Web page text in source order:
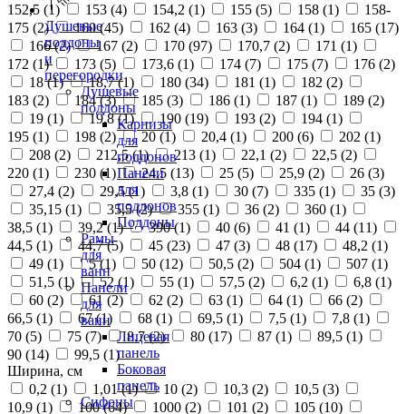
Душевые
поддоны
и
перегородки
Душевые
поддоны
Карнизы
для
поддонов
Панели
для
поддонов
Поддоны
Рамы
для
ванн
Панели
для
ванн
Лицевая
панель
Боковая
панель
Сифоны
152,5 (1) 153 (4) 154,2 (1) 155 (5) 158 (1)
158-
175 (2) 160 (45) 162 (4) 163 (3) 164 (1) 165 (17)
166 (2) 167 (2) 170 (97) 170,7 (2) 171 (1)
172 (1) 173 (5) 173,6 (1) 174 (7) 175 (7) 176 (2)
18 (1) 18,7 (1) 180 (34) 181 (1) 182 (2)
183 (2) 184 (3) 185 (3) 186 (1) 187 (1) 189 (2)
19 (1) 19,8 (1) 190 (19) 193 (2) 194 (1)
195 (1) 198 (2) 20 (1) 20,4 (1) 200 (6) 202 (1)
208 (2) 212,5 (1) 213 (1) 22,1 (2) 22,5 (2)
220 (1) 230 (1) 24,5 (13) 25 (5) 25,9 (2) 26 (3)
27,4 (2) 29,5 (1) 3,8 (1) 30 (7) 335 (1) 35 (3)
35,15 (1) 35,5 (2) 355 (1) 36 (2) 360 (1)
38,5 (1) 39,2 (1) 390 (1) 40 (6) 41 (1) 44 (11)
44,5 (1) 44,7 (5) 45 (23) 47 (3) 48 (17) 48,2 (1)
49 (1) 5 (1) 50 (12) 50,5 (2) 504 (1) 507 (1)
51,5 (1) 52 (1) 55 (1) 57,5 (2) 6,2 (1) 6,8 (1)
60 (2) 61 (2) 62 (2) 63 (1) 64 (1) 66 (2)
66,5 (1) 67 (1) 68 (1) 69,5 (1) 7,5 (1) 7,8 (1)
70 (5) 75 (7) 8,7 (2) 80 (17) 87 (1) 89,5 (1)
90 (14) 99,5 (1)
Ширина, см
0,2 (1) 1,01 (1) 10 (2) 10,3 (2) 10,5 (3)
10,9 (1) 100 (64) 1000 (2) 101 (2) 105 (10)